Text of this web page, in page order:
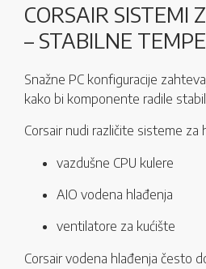
CORSAIR SISTEMI
– STABILNE
Snažne PC konfiguracije
kako bi komponente radile
Corsair nudi različite sisteme za
vazdušne CPU kulere
AIO vodena hlađenja
ventilatore za kućište
Corsair vodena hlađenja često